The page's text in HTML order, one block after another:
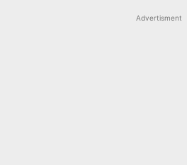
Advertisment